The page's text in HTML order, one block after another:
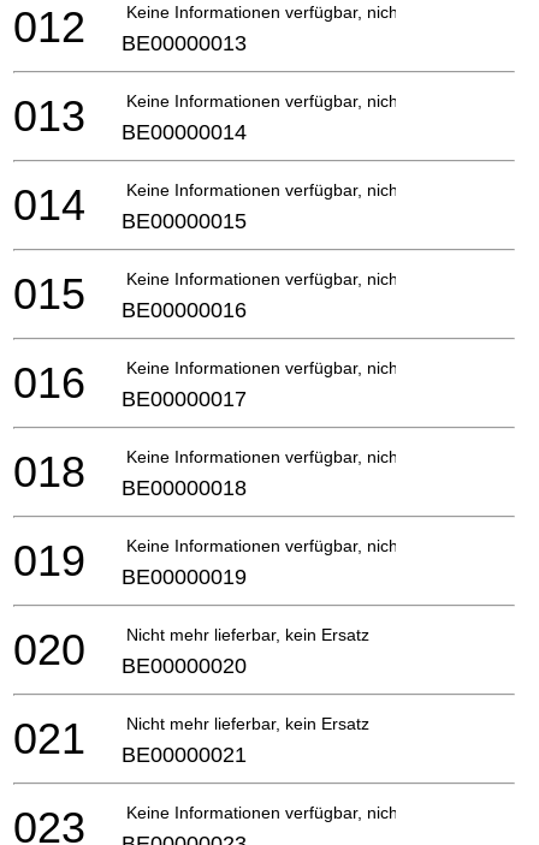
Keine Informationen verfügbar, nicht bestellbar
012 BE00000013
Keine Informationen verfügbar, nicht bestellbar
013 BE00000014
Keine Informationen verfügbar, nicht bestellbar
014 BE00000015
Keine Informationen verfügbar, nicht bestellbar
015 BE00000016
Keine Informationen verfügbar, nicht bestellbar
016 BE00000017
Keine Informationen verfügbar, nicht bestellbar
018 BE00000018
Keine Informationen verfügbar, nicht bestellbar
019 BE00000019
Nicht mehr lieferbar, kein Ersatz
020 BE00000020
Nicht mehr lieferbar, kein Ersatz
021 BE00000021
Keine Informationen verfügbar, nicht bestellbar
023